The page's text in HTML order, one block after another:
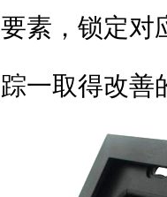
要素，锁定对
踪一取得改善